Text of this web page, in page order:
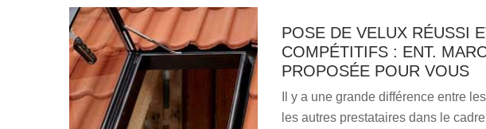
POSE DE VELUX RÉUSSI
COMPÉTITIFS : ENT.
PROPOSÉE POUR VOUS
Il y a une grande différence entre
les autres prestataires dans le